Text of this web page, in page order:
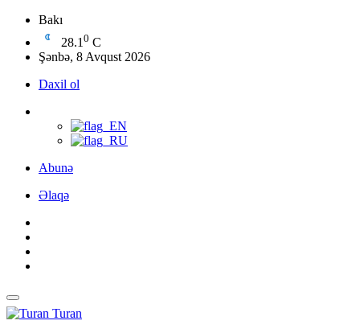
Bakı
28.1 0 C
Şənbə, 8 Avqust 2026
Daxil ol
Abunə
Əlaqə
Turan